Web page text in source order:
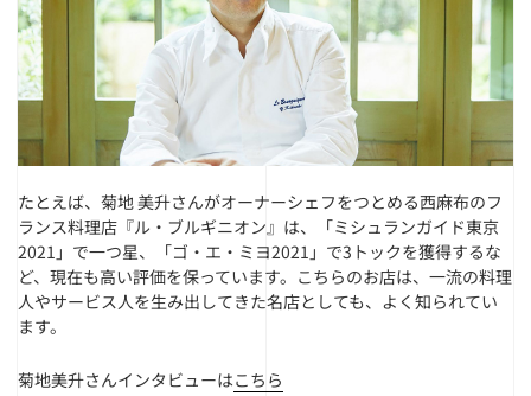
たとえば、菊地 美升さんがオーナーシェフをつとめる西麻布のフ
ランス料理店『ル・ブルギニオン』は、「ミシュランガイド東京
2021」で一つ星、「ゴ・エ・ミヨ2021」で3トックを獲得するな
ど、現在も高い評価を保っています。こちらのお店は、一流の料理
人やサービス人を生み出してきた名店としても、よく知られてい
ます。
菊地美升さんインタビューはこちら